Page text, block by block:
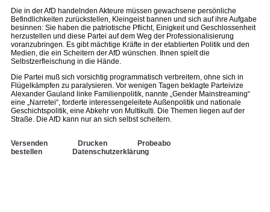
Die in der AfD handelnden Akteure müssen gewachsene persönliche
Befindlichkeiten zurückstellen, Kleingeist bannen und sich auf ihre Aufgabe
besinnen: Sie haben die patriotische Pflicht, Einigkeit und Geschlossenheit
herzustellen und diese Partei auf dem Weg der Professionalisierung
voranzubringen. Es gibt mächtige Kräfte in der etablierten Politik und den
Medien, die ein Scheitern der AfD wünschen. Ihnen spielt die
Selbstzerfleischung in die Hände.
Die Partei muß sich vorsichtig programmatisch verbreitern, ohne sich in
Flügelkämpfen zu paralysieren. Vor wenigen Tagen beklagte Parteivize
Alexander Gauland linke Familienpolitik, nannte „Gender Mainstreaming“
eine „Narretei“, forderte interessengeleitete Außenpolitik und nationale
Geschichtspolitik, eine Abkehr von Multikulti. Die Themen liegen auf der
Straße. Die AfD kann nur an sich selbst scheitern.
Versenden Drucken
Probeabo
bestellen
Datenschutzerklärung